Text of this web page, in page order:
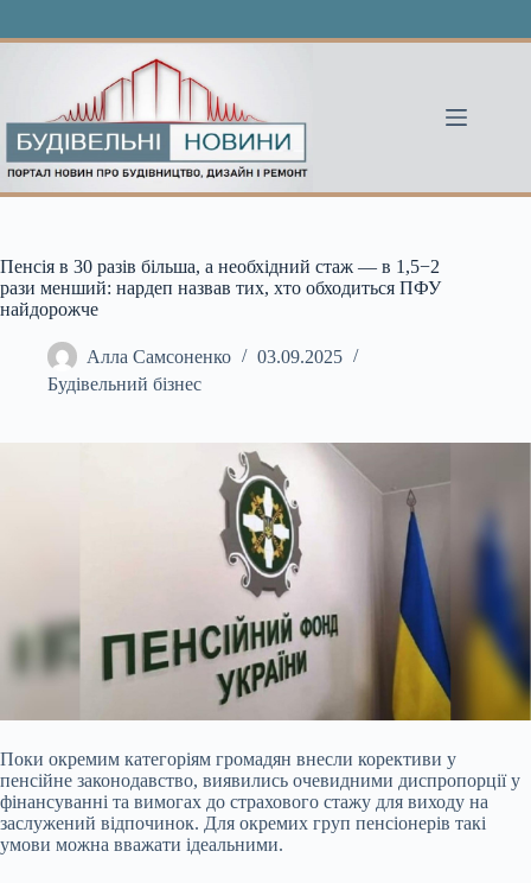
Пенсія в 30 разів більша, а необхідний стаж — в 1,5−2
рази менший: нардеп назвав тих, хто обходиться ПФУ
найдорожче
Алла Самсоненко
03.09.2025
Будівельний бізнес
Поки окремим категоріям громадян внесли корективи у
пенсійне законодавство, виявились очевидними диспропорції у
фінансуванні та вимогах до страхового стажу для виходу на
заслужений відпочинок. Для окремих груп пенсіонерів такі
умови можна вважати ідеальними.